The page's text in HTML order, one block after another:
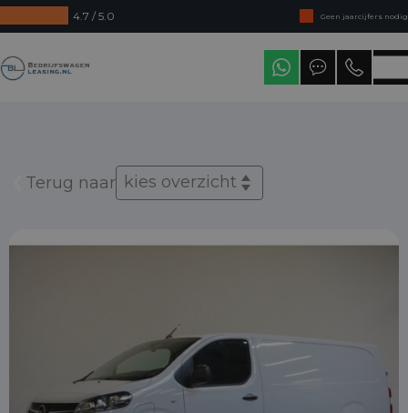
4.7 / 5.0
Geen jaarcijfers nodig
Direct uit voorraad leverbaar
Levering in heel Nederland
Terug naar kies overzicht